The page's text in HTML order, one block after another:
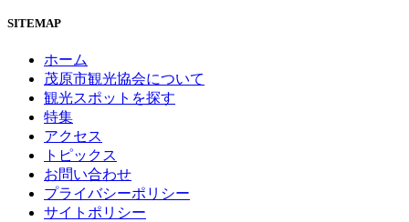
SITEMAP
ホーム
茂原市観光協会について
観光スポットを探す
特集
アクセス
トピックス
お問い合わせ
プライバシーポリシー
サイトポリシー